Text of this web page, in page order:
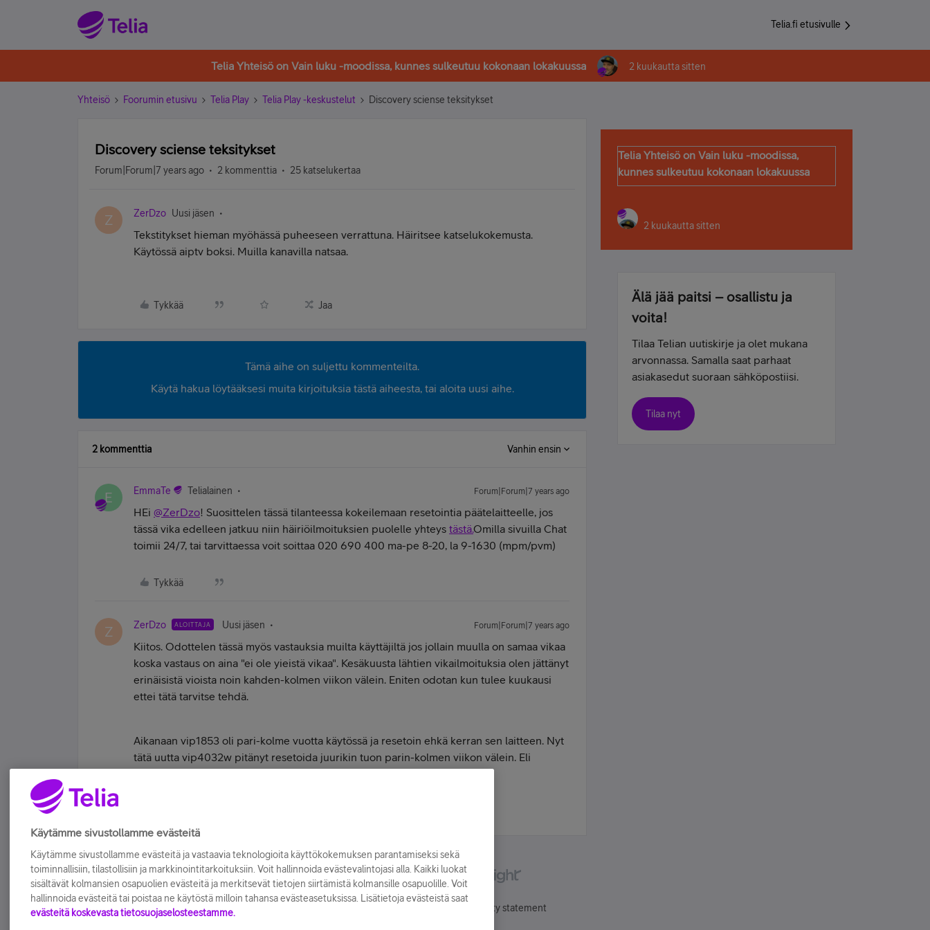
Telia.fi etusivulle
Telia Yhteisö on Vain luku -moodissa, kunnes sulkeutuu kokonaan lokakuussa 2 kuukautta sitten
Yhteisö Foorumin etusivu Telia Play Telia Play -keskustelut Discovery sciense teksitykset
Discovery sciense teksitykset
Forum|Forum|7 years ago 2 kommenttia 25 katselukertaa
Z ZerDzo Uusi jäsen
Tekstitykset hieman myöhässä puheeseen verrattuna. Häiritsee katselukokemusta.
Käytössä aiptv boksi. Muilla kanavilla natsaa.
Tykkää Jaa
Tämä aihe on suljettu kommenteilta.
Käytä hakua löytääksesi muita kirjoituksia tästä aiheesta, tai aloita uusi aihe.
2 kommenttia Vanhin ensin
E EmmaTe Telialainen Forum|Forum|7 years ago
HEi @ZerDzo! Suosittelen tässä tilanteessa kokeilemaan resetointia päätelaitteelle, jos
tässä vika edelleen jatkuu niin häiriöilmoituksien puolelle yhteys tästä.Omilla sivuilla Chat
toimii 24/7, tai tarvittaessa voit soittaa 020 690 400 ma-pe 8-20, la 9-1630 (mpm/pvm)
Tykkää
Z ZerDzo ALOITTAJA Uusi jäsen Forum|Forum|7 years ago
Kiitos. Odottelen tässä myös vastauksia muilta käyttäjiltä jos jollain muulla on samaa vikaa
koska vastaus on aina "ei ole yieistä vikaa". Kesäkuusta lähtien vikailmoituksia olen jättänyt
erinäisistä vioista noin kahden-kolmen viikon välein. Eniten odotan kun tulee kuukausi
ettei tätä tarvitse tehdä.
Aikanaan vip1853 oli pari-kolme vuotta käytössä ja resetoin ehkä kerran sen laitteen. Nyt
tätä uutta vip4032w pitänyt resetoida juurikin tuon parin-kolmen viikon välein. Eli
Telia Yhteisö on Vain luku -moodissa,
kunnes sulkeutuu kokonaan lokakuussa
2 kuukautta sitten
Älä jää paitsi – osallistu ja
voita!
Tilaa Telian uutiskirje ja olet mukana
arvonnassa. Samalla saat parhaat
asiakasedut suoraan sähköpostiisi.
Tilaa nyt
Accessibility statement
Käytämme sivustollamme evästeitä
Käytämme sivustollamme evästeitä ja vastaavia teknologioita käyttökokemuksen parantamiseksi sekä
toiminnallisiin, tilastollisiin ja markkinointitarkoituksiin. Voit hallinnoida evästevalintojasi alla. Kaikki luokat
sisältävät kolmansien osapuolien evästeitä ja merkitsevät tietojen siirtämistä kolmansille osapuolille. Voit
hallinnoida evästeitä tai poistaa ne käytöstä milloin tahansa evästeasetuksissa. Lisätietoja evästeistä saat
evästeitä koskevasta tietosuojaselosteestamme.